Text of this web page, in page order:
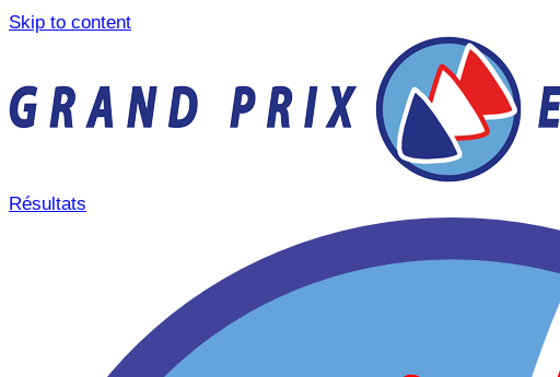
Skip to content
Résultats